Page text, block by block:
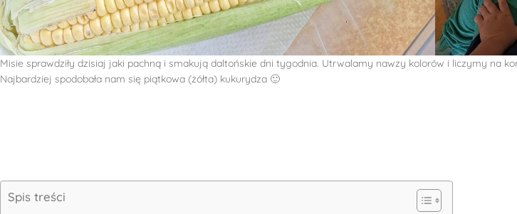
Misie sprawdziły dzisiaj jaki pachną i smakują daltońskie dni tygodnia. Utrwalamy nawzy kolorów i liczymy na
Najbardziej spodobała nam się piątkowa (żółta) kukurydza 🙂
Spis treści